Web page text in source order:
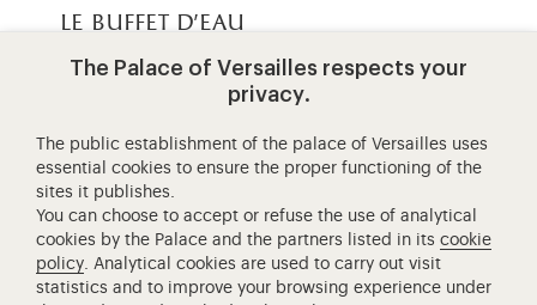
le buffet d'eau
Le buffet d'eau, situé dans les jardins du Grand
Trianon, est un chef d'œuvre architectural
Retour à la page d’accueil
The Palace of Versailles respects your
privacy.
The public establishment of the palace of Versailles uses
essential cookies to ensure the proper functioning of the
sites it publishes.
You can choose to accept or refuse the use of analytical
cookies by the Palace and the partners listed in itscookie
policy. Analytical cookies are used to carry out visit
statistics and to improve your browsing experience under